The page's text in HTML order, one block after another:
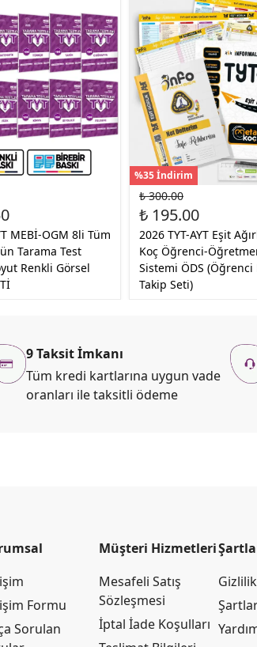
MEBİ-OGM 8li Tüm
Tarama Test
Renkli Görsel
%35 İndirim
₺ 300.00
₺ 195.00
2026 TYT-AYT Eşit
Koç Öğrenci-
Sistemi ÖDS (Öğrenci
Takip Seti)
9 Taksit İmkanı
Tüm kredi kartlarına uygun vade
oranları ile taksitli ödeme
Formu
Sorulan
Müşteri Hizmetleri
Mesafeli Satış
Sözleşmesi
İptal İade Koşulları